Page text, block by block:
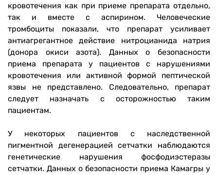
кровотечения как при приеме препарата отдельно,
так и вместе с аспирином. Человеческие
тромбоциты показали, что препарат усиливает
антиагрегантное действие нитроцианида натрия
(донора окиси азота). Данных о безопасности
приема препарата у пациентов с нарушениями
кровотечения или активной формой пептической
язвы не представлено. Следовательно, препарат
следует назначать с осторожностью таким
пациентам.
У некоторых пациентов с наследственной
пигментной дегенерацией сетчатки наблюдаются
генетические нарушения фосфодиэстеразы
сетчатки. Данных о безопасности приема Камагры у